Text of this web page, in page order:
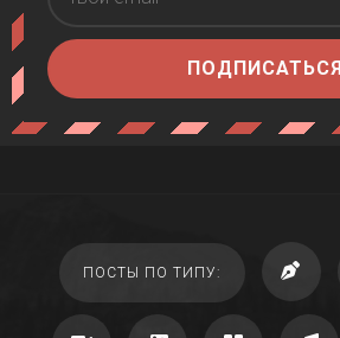
ПОДПИСАТЬСЯ
ПОСТЫ ПО ТИПУ: